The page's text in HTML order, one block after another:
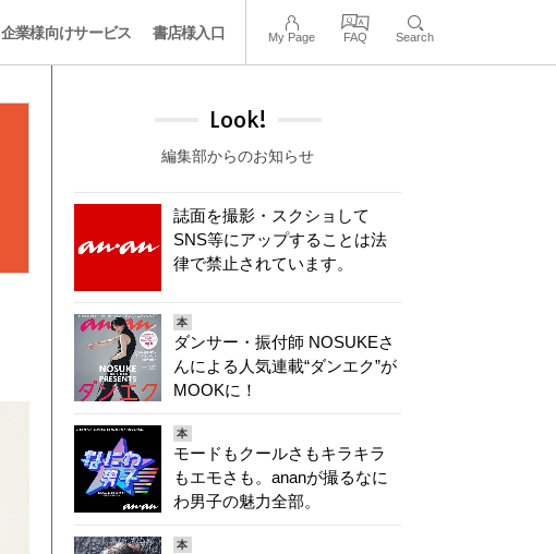
企業様向けサービス 書店様入口 My Page FAQ Search
Look!
編集部からのお知らせ
誌面を撮影・スクショして
SNS等にアップすることは法
律で禁止されています。
本
ダンサー・振付師 NOSUKEさ
んによる人気連載“ダンエク”が
MOOKに！
本
モードもクールさもキラキラ
もエモさも。ananが撮るなに
わ男子の魅力全部。
本